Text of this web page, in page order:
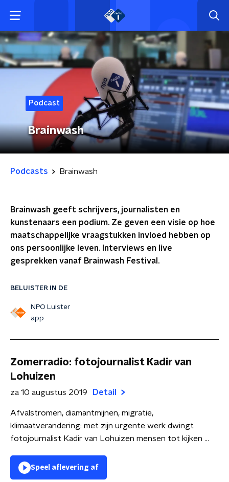
Podcast
Brainwash
Podcasts Brainwash
Brainwash geeft schrijvers, journalisten en
kunstenaars een podium. Ze geven een visie op hoe
maatschappelijke vraagstukken invloed hebben op
ons persoonlijke leven. Interviews en live
gesprekken vanaf Brainwash Festival.
BELUISTER IN DE
NPO Luister
app
Zomerradio: fotojournalist Kadir van
Lohuizen
za 10 augustus 2019 Detail
Afvalstromen, diamantmijnen, migratie,
klimaatverandering: met zijn urgente werk dwingt
fotojournalist Kadir van Lohuizen mensen tot kijken ...
Speel aflevering af